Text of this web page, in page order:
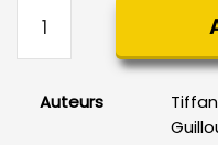
Scrum
SAFe,
Auteurs